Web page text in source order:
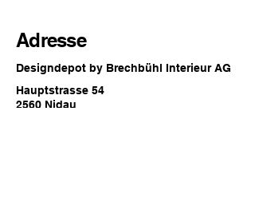
Adresse
Designdepot by Brechbühl Interieur AG
Hauptstrasse 54
2560 Nidau